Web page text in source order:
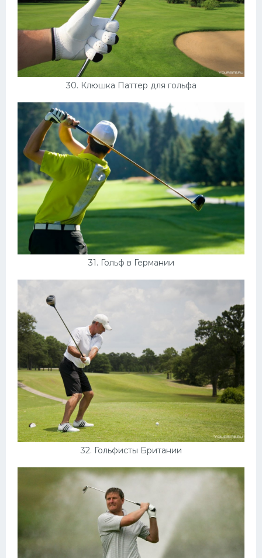
30. Клюшка Паттер для гольфа
31. Гольф в Германии
32. Гольфисты Британии